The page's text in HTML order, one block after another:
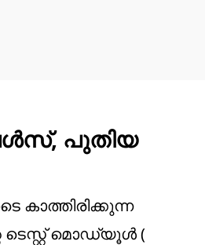
പള്‍സ്, പുതിയ
കാത്തിരിക്കുന്ന
മൊഡ്യൂള്‍ (